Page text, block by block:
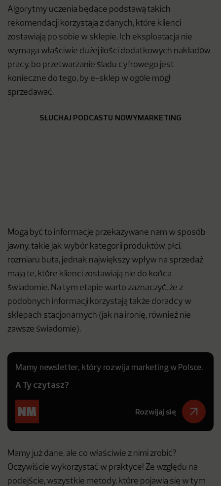
Algorytmy uczenia będące podstawą takich
rekomendacji korzystają z danych, które klienci
zostawiają po sobie w sklepie. Ich eksploatacja nie
wymaga właściwie dużej ilości dodatkowych nakładów
pracy, bo przetwarzanie śladu cyfrowego jest
konieczne do tego, by e-sklep w ogóle mógł
sprzedawać.
SŁUCHAJ PODCASTU NOWYMARKETING
Mogą być to informacje przekazywane nam w sposób
jawny, takie jak wybór kategorii produktów, płci,
rozmiaru buta, jednak największy wpływ na sprzedaż
mają te, które klienci zostawiają nie do końca
świadomie. Na tym etapie warto zaznaczyć, że z
podobnych informacji korzystają także doradcy w
sklepach stacjonarnych (jak na ironię, również nie
zawsze świadomie).
Mamy newsletter, który rozwija marketing w Polsce.
A Ty czytasz?
Rozwijaj się
Mamy już dane, ale co właściwie z nimi zrobić?
Oczywiście wykorzystać w praktyce! Ze względu na
podejście, wszystkie metody, które pojawią się w tym